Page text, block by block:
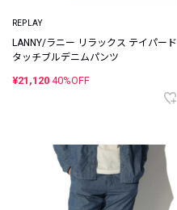
REPLAY
LANNY/ラニー リラックス テイパード
タッチブルデニムパンツ
¥21,120 40%OFF